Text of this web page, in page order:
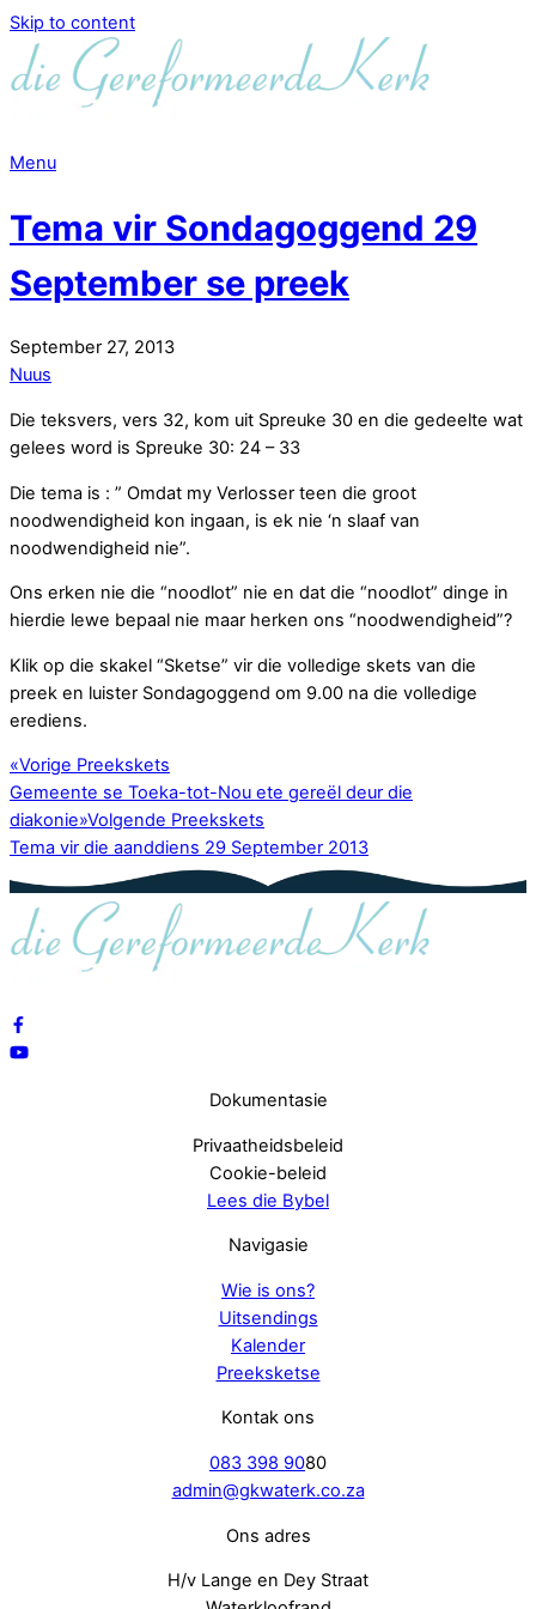
Skip to content
Menu
Tema vir Sondagoggend 29
September se preek
September 27, 2013
Nuus
Die teksvers, vers 32, kom uit Spreuke 30 en die gedeelte wat
gelees word is Spreuke 30: 24 – 33
Die tema is : ” Omdat my Verlosser teen die groot
noodwendigheid kon ingaan, is ek nie ‘n slaaf van
noodwendigheid nie”.
Ons erken nie die “noodlot” nie en dat die “noodlot” dinge in
hierdie lewe bepaal nie maar herken ons “noodwendigheid”?
Klik op die skakel “Sketse” vir die volledige skets van die
preek en luister Sondagoggend om 9.00 na die volledige
erediens.
«Vorige Preekskets
Gemeente se Toeka-tot-Nou ete gereël deur die
diakonie»Volgende Preekskets
Tema vir die aanddiens 29 September 2013
Dokumentasie
Privaatheidsbeleid
Cookie-beleid
Lees die Bybel
Navigasie
Wie is ons?
Uitsendings
Kalender
Preeksketse
Kontak ons
083 398 9080
admin@gkwaterk.co.za
Ons adres
H/v Lange en Dey Straat